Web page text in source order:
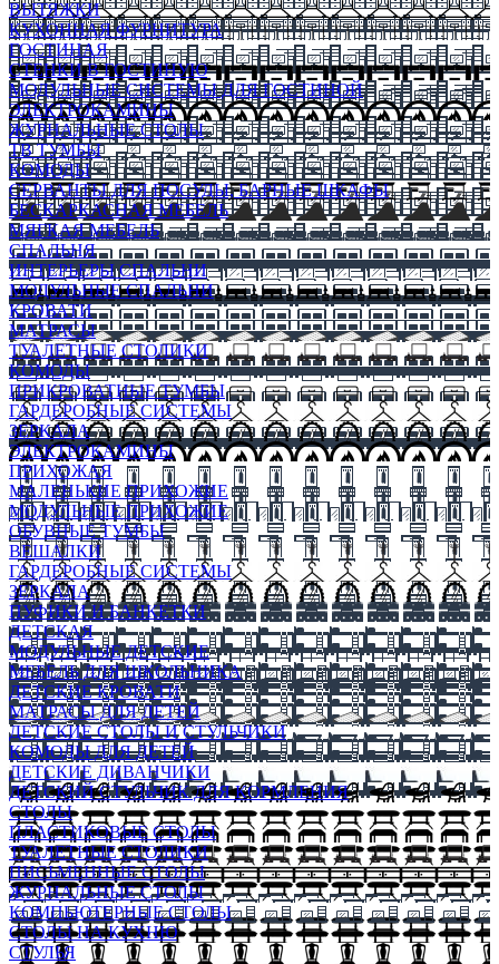
ВЫТЯЖКИ
КУХОННАЯ ФУРНИТУРА
ГОСТИНАЯ
СТЕНКИ В ГОСТИНУЮ
МОДУЛЬНЫЕ СИСТЕМЫ ДЛЯ ГОСТИНОЙ
ЭЛЕКТРОКАМИНЫ
ЖУРНАЛЬНЫЕ СТОЛЫ
ТВ ТУМБЫ
КОМОДЫ
СЕРВАНТЫ ДЛЯ ПОСУДЫ, БАРНЫЕ ШКАФЫ
БЕСКАРКАСНАЯ МЕБЕЛЬ
МЯГКАЯ МЕБЕЛЬ
СПАЛЬНЯ
ИНТЕРЬЕРЫ СПАЛЬНИ
МОДУЛЬНЫЕ СПАЛЬНИ
КРОВАТИ
МАТРАСЫ
ТУАЛЕТНЫЕ СТОЛИКИ
КОМОДЫ
ПРИКРОВАТНЫЕ ТУМБЫ
ГАРДЕРОБНЫЕ СИСТЕМЫ
ЗЕРКАЛА
ЭЛЕКТРОКАМИНЫ
ПРИХОЖАЯ
МАЛЕНЬКИЕ ПРИХОЖИЕ
МОДУЛЬНЫЕ ПРИХОЖИЕ
ОБУВНЫЕ ТУМБЫ
ВЕШАЛКИ
ГАРДЕРОБНЫЕ СИСТЕМЫ
ЗЕРКАЛА
ПУФИКИ И БАНКЕТКИ
ДЕТСКАЯ
МОДУЛЬНЫЕ ДЕТСКИЕ
МЕБЕЛЬ ДЛЯ ШКОЛЬНИКА
ДЕТСКИЕ КРОВАТИ
МАТРАСЫ ДЛЯ ДЕТЕЙ
ДЕТСКИЕ СТОЛЫ И СТУЛЬЧИКИ
КОМОДЫ ДЛЯ ДЕТЕЙ
ДЕТСКИЕ ДИВАНЧИКИ
ДЕТСКИЙ СТУЛЬЧИК ДЛЯ КОРМЛЕНИЯ
СТОЛЫ
ПЛАСТИКОВЫЕ СТОЛЫ
ТУАЛЕТНЫЕ СТОЛИКИ
ПИСЬМЕННЫЕ СТОЛЫ
ЖУРНАЛЬНЫЕ СТОЛЫ
КОМПЬЮТЕРНЫЕ СТОЛЫ
СТОЛЫ НА КУХНЮ
СТУЛЬЯ